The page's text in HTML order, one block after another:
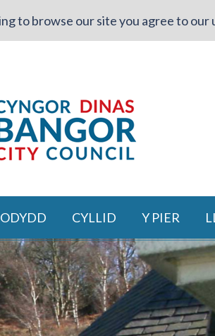
to browse our site you agree to our
CYLLID Y PIER